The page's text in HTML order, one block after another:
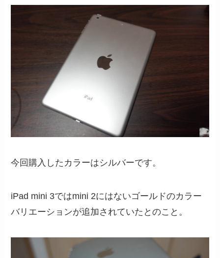
今回購入したカラーはシルバーです。
iPad mini 3ではmini 2にはないゴールドのカラー
バリエーションが追加されていたとのこと。